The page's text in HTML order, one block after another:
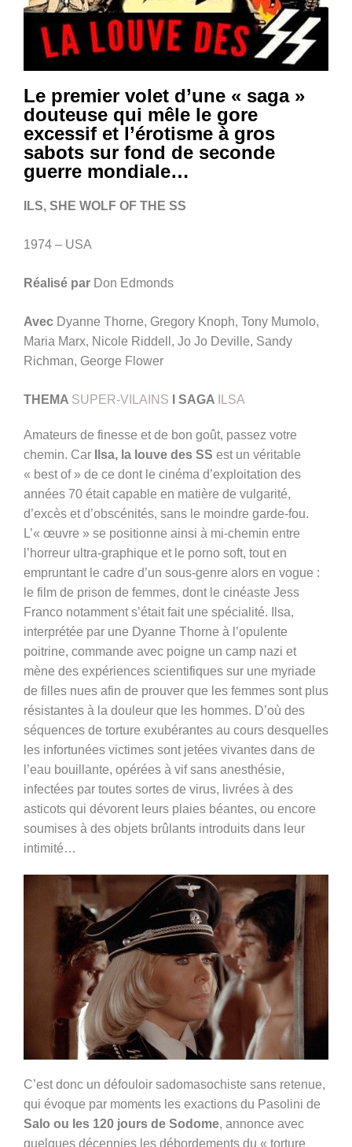
Le premier volet d’une « saga »
douteuse qui mêle le gore
excessif et l’érotisme à gros
sabots sur fond de seconde
guerre mondiale…
ILS, SHE WOLF OF THE SS
1974 – USA
Réalisé par Don Edmonds
Avec Dyanne Thorne, Gregory Knoph, Tony Mumolo,
Maria Marx, Nicole Riddell, Jo Jo Deville, Sandy
Richman, George Flower
THEMA SUPER-VILAINS I SAGA ILSA
Amateurs de finesse et de bon goût, passez votre
chemin. Car
Ilsa, la louve des SS est un véritable
« best of » de ce dont le cinéma d’exploitation des
années 70 était capable en matière de vulgarité,
d’excès et d’obscénités, sans le moindre garde-fou.
L’« œuvre » se positionne ainsi à mi-chemin entre
l’horreur ultra-graphique et le porno soft, tout en
empruntant le cadre d’un sous-genre alors en vogue :
le film de prison de femmes, dont le cinéaste Jess
Franco notamment s’était fait une spécialité. Ilsa,
interprétée par une Dyanne Thorne à l’opulente
poitrine, commande avec poigne un camp nazi et
mène des expériences scientifiques sur une myriade
de filles nues afin de prouver que les femmes sont plus
résistantes à la douleur que les hommes. D’où des
séquences de torture exubérantes au cours desquelles
les infortunées victimes sont jetées vivantes dans de
l’eau bouillante, opérées à vif sans anesthésie,
infectées par toutes sortes de virus, livrées à des
asticots qui dévorent leurs plaies béantes, ou encore
soumises à des objets brûlants introduits dans leur
intimité…
C’est donc un défouloir sadomasochiste sans retenue,
qui évoque par moments les exactions du Pasolini de
Salo ou les 120 jours de Sodome, annonce avec
quelques décennies les débordements du « torture